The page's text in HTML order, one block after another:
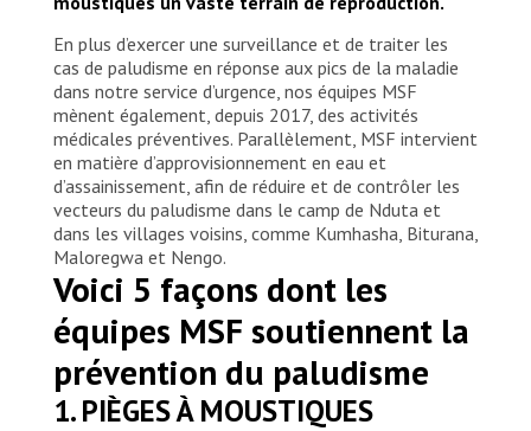
En plus d’exercer une surveillance et de traiter les
cas de paludisme en réponse aux pics de la maladie
dans notre service d’urgence, nos équipes MSF
mènent également, depuis 2017, des activités
médicales préventives. Parallèlement, MSF intervient
en matière d’approvisionnement en eau et
d’assainissement, afin de réduire et de contrôler les
vecteurs du paludisme dans le camp de Nduta et
dans les villages voisins, comme Kumhasha, Biturana,
Maloregwa et Nengo.
Voici 5 façons dont les
équipes MSF soutiennent la
prévention du paludisme
1. PIÈGES À MOUSTIQUES